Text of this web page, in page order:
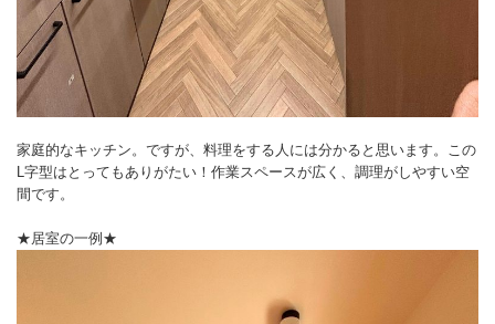
家庭的なキッチン。ですが、料理をする人には分かると思います。この
L字型はとってもありがたい！作業スペースが広く、調理がしやすい空
間です。
★居室の一例★